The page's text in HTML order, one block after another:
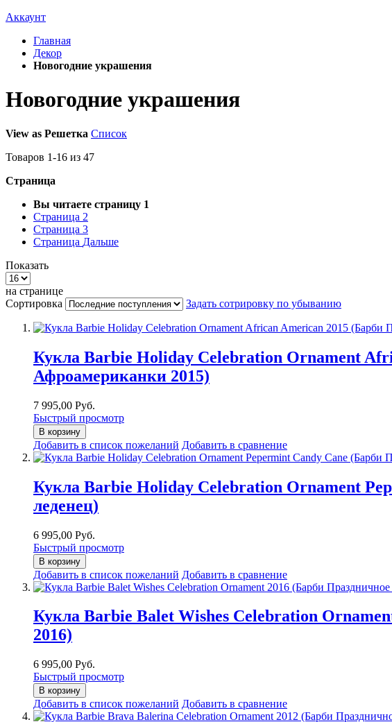
Аккаунт
Главная
Декор
Новогодние украшения
Новогодние украшения
View as Решетка Список
Товаров 1-16 из 47
Страница
Вы читаете страницу 1
Страница 2
Страница 3
Страница Дальше
Показать
на странице
Сортировка
Задать сотрировку по убыванию
Кукла Barbie Holiday Celebration Ornament
Афроамериканки 2015)
7 995,00 Руб.
Быстрый просмотр
В корзину
Добавить в список пожеланий Добавить в сравнение
Кукла Barbie Holiday Celebration Ornament
леденец)
6 995,00 Руб.
Быстрый просмотр
В корзину
Добавить в список пожеланий Добавить в сравнение
Кукла Barbie Balet Wishes Celebration
2016)
6 995,00 Руб.
Быстрый просмотр
В корзину
Добавить в список пожеланий Добавить в сравнение